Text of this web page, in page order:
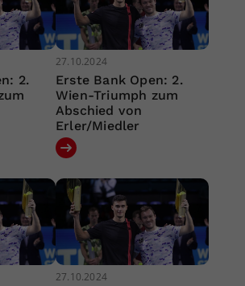
2.
27.10.2024
Erste Bank Open: 2.
Wien-Triumph zum
Abschied von
Erler/Miedler
27.10.2024